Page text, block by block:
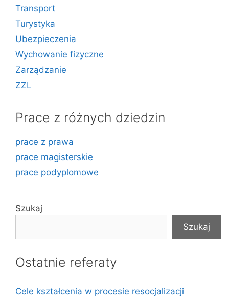
Transport
Turystyka
Ubezpieczenia
Wychowanie fizyczne
Zarządzanie
ZZL
Prace z różnych dziedzin
prace z prawa
prace magisterskie
prace podyplomowe
Szukaj
Szukaj
Ostatnie referaty
Cele kształcenia w procesie resocjalizacji